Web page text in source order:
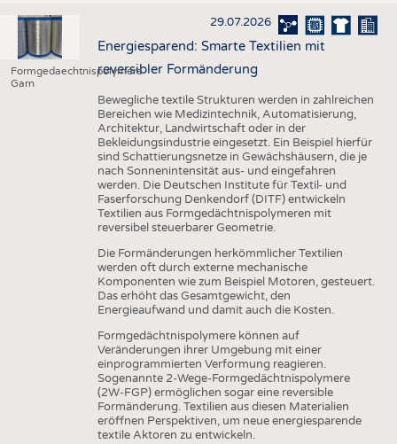
Formgedaechtnispolymere
Garn
29.07.2026
Energiesparend: Smarte Textilien mit
reversibler Formänderung
Bewegliche textile Strukturen werden in zahlreichen
Bereichen wie Medizintechnik, Automatisierung,
Architektur, Landwirtschaft oder in der
Bekleidungsindustrie eingesetzt. Ein Beispiel hierfür
sind Schattierungsnetze in Gewächshäusern, die je
nach Sonnenintensität aus- und eingefahren
werden. Die Deutschen Institute für Textil- und
Faserforschung Denkendorf (DITF) entwickeln
Textilien aus Formgedächtnispolymeren mit
reversibel steuerbarer Geometrie.
Die Formänderungen herkömmlicher Textilien
werden oft durch externe mechanische
Komponenten wie zum Beispiel Motoren, gesteuert.
Das erhöht das Gesamtgewicht, den
Energieaufwand und damit auch die Kosten.
Formgedächtnispolymere können auf
Veränderungen ihrer Umgebung mit einer
einprogrammierten Verformung reagieren.
Sogenannte 2-Wege-Formgedächtnispolymere
(2W-FGP) ermöglichen sogar eine reversible
Formänderung. Textilien aus diesen Materialien
eröffnen Perspektiven, um neue energiesparende
textile Aktoren zu entwickeln.